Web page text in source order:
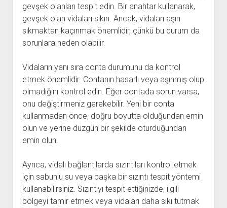
gevşek olanları tespit edin. Bir anahtar kullanarak,
gevşek olan vidaları sıkın. Ancak, vidaları aşırı
sıkmaktan kaçınmak önemlidir, çünkü bu durum da
sorunlara neden olabilir.
Vidaların yanı sıra conta durumunu da kontrol
etmek önemlidir. Contanın hasarlı veya aşınmış olup
olmadığını kontrol edin. Eğer contada sorun varsa,
onu değiştirmeniz gerekebilir. Yeni bir conta
kullanmadan önce, doğru boyutta olduğundan emin
olun ve yerine düzgün bir şekilde oturduğundan
emin olun.
Ayrıca, vidalı bağlantılarda sızıntıları kontrol etmek
için sabunlu su veya başka bir sızıntı tespit yöntemi
kullanabilirsiniz. Sızıntıyı tespit ettiğinizde, ilgili
bölgeyi tamir etmek veya vidaları daha sıkı tutmak